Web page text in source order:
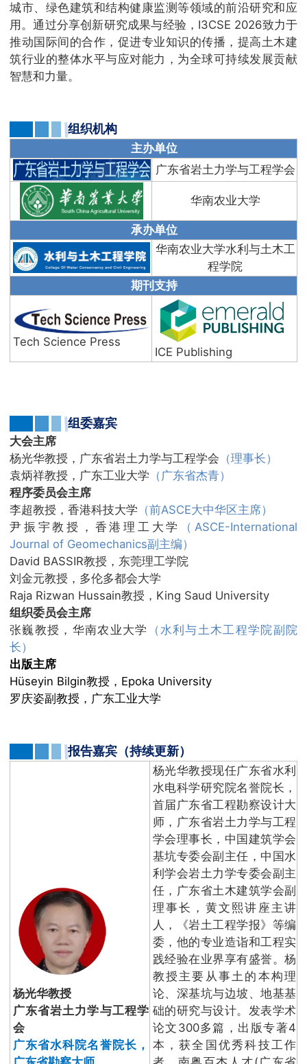
城市、绿色建筑和结构健康监测等领域的前沿研究和应
用。通过分享创新研究成果与经验，I3CSE 2026致力于
推动国际间的合作，促进专业知识的传播，提高土木建
筑行业的整体水平与应对能力，为全球可持续发展贡献
智慧和力量。
组织机构
主办单位
广东省岩土力学与工程学会
华南农业大学
承办单位
华南农业大学水利与土木工
程学院
期刊支持
Tech Science Press
ICE Publishing
组委嘉宾
大会主席
杨光华教授，广东省岩土力学与工程学会 （理事长）
袁炳祥教授，广东工业大学 （广东省杰青）
程序委员会主席
李超教授，香港科技大学 （前ASCE大中华区主席）
尹振宇教授，香港理工大学
（ASCE-International
Journal of Geomechanics副主编）
David BASSIR教授，东莞理工学院
刘金元教授，多伦多都会大学
Raja Rizwan Hussain教授，King Saud University
组织委员会主席
张巍教授，华南农业大学
（水利与土木工程学院副院
长）
出版主席
Hüseyin Bilgin教授，Epoka University
罗庆姿副教授，广东工业大学
报告嘉宾（持续更新）
杨光华教授
广东省岩土力学与工程学
会
广东省水科院名誉院长，
杨光华教授现任广东省水利
水电科学研究院名誉院长，
首届广东省工程勘察设计大
师，广东省岩土力学与工程
学会理事长，中国建筑学会
基坑专委会副主任，中国水
利学会岩土力学专委会副主
任，广东省土木建筑学会副
理事长，黄文熙讲座主讲
人，《岩土工程学报》等编
委，他的专业造诣和工程实
践经验在业界享有盛誉。杨
教授主要从事土的本构理
论、深基坑与边坡、地基基
础的研究与设计。发表学术
论文300多篇，出版专著4
本，获全国优秀科技工作